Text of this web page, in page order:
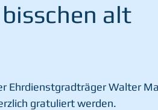
alt
Ehrdienstgradträger Walter
gratuliert werden.